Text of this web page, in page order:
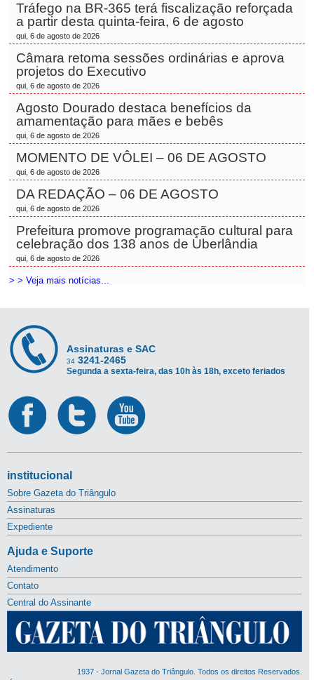
Tráfego na BR-365 terá fiscalização reforçada
a partir desta quinta-feira, 6 de agosto
qui, 6 de agosto de 2026
Câmara retoma sessões ordinárias e aprova
projetos do Executivo
qui, 6 de agosto de 2026
Agosto Dourado destaca benefícios da
amamentação para mães e bebês
qui, 6 de agosto de 2026
MOMENTO DE VÔLEI – 06 DE AGOSTO
qui, 6 de agosto de 2026
DA REDAÇÃO – 06 DE AGOSTO
qui, 6 de agosto de 2026
Prefeitura promove programação cultural para
celebração dos 138 anos de Uberlândia
qui, 6 de agosto de 2026
> > Veja mais notícias...
Assinaturas e SAC
34 3241-2465
Segunda a sexta-feira, das 10h às 18h, exceto feriados
institucional
Sobre Gazeta do Triângulo
Assinaturas
Expediente
Ajuda e Suporte
Atendimento
Contato
Central do Assinante
1937 - Jornal Gazeta do Triângulo. Todos os direitos Reservados.